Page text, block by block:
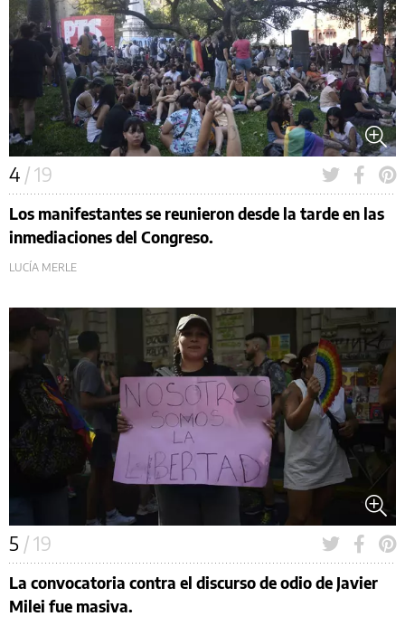
4 / 19
Los manifestantes se reunieron desde la tarde en las
inmediaciones del Congreso.
LUCÍA MERLE
5 / 19
La convocatoria contra el discurso de odio de Javier
Milei fue masiva.